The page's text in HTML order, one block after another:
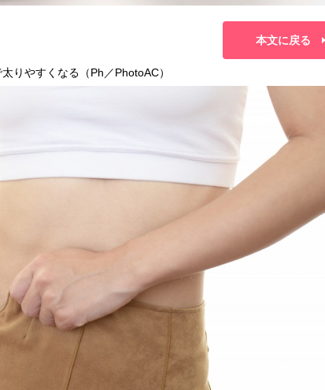
本文に戻る
りやすくなる（Ph／PhotoAC）